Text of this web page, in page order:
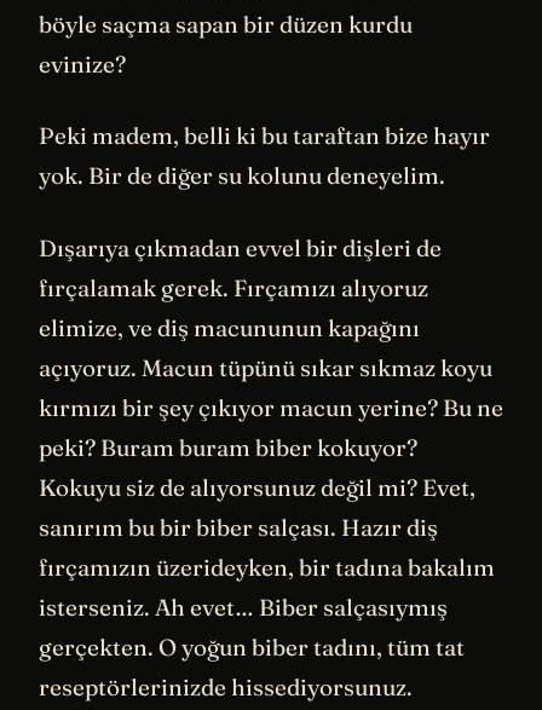
böyle saçma sapan bir düzen kurdu
evinize?
Peki madem, belli ki bu taraftan bize hayır
yok. Bir de diğer su kolunu deneyelim.
Dışarıya çıkmadan evvel bir dişleri de
fırçalamak gerek. Fırçamızı alıyoruz
elimize, ve diş macununun kapağını
açıyoruz. Macun tüpünü sıkar sıkmaz koyu
kırmızı bir şey çıkıyor macun yerine? Bu ne
peki? Buram buram biber kokuyor?
Kokuyu siz de alıyorsunuz değil mi? Evet,
sanırım bu bir biber salçası. Hazır diş
fırçamızın üzerideyken, bir tadına bakalım
isterseniz. Ah evet… Biber salçasıymış
gerçekten. O yoğun biber tadını, tüm tat
reseptörlerinizde hissediyorsunuz.